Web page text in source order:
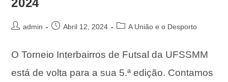
admin Abril 12, 2024 A União e o Desporto
O Torneio Interbairros de Futsal da UFSSMM
está de volta para a sua 5.ª edição. Contamos